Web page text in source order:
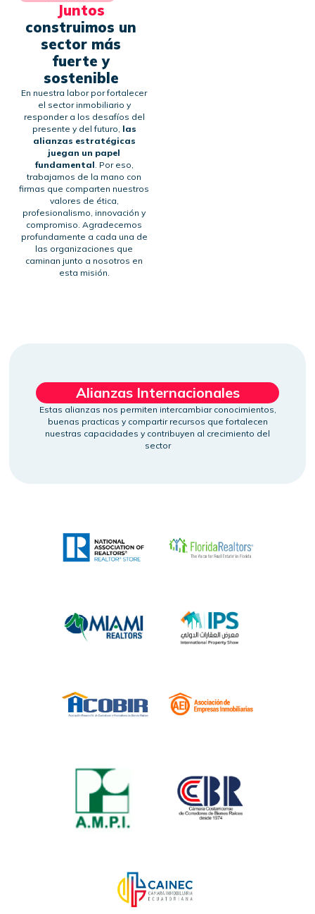
Juntos
construimos un
sector más
fuerte y
sostenible
En nuestra labor por fortalecer
el sector inmobiliario y
responder a los desafíos del
presente y del futuro, las
alianzas estratégicas
juegan un papel
fundamental . Por eso,
trabajamos de la mano con
firmas que comparten nuestros
valores de ética,
profesionalismo, innovación y
compromiso. Agradecemos
profundamente a cada una de
las organizaciones que
caminan junto a nosotros en
esta misión.
Alianzas Internacionales
Estas alianzas nos permiten intercambiar conocimientos,
buenas practicas y compartir recursos que fortalecen
nuestras capacidades y contribuyen al crecimiento del
sector